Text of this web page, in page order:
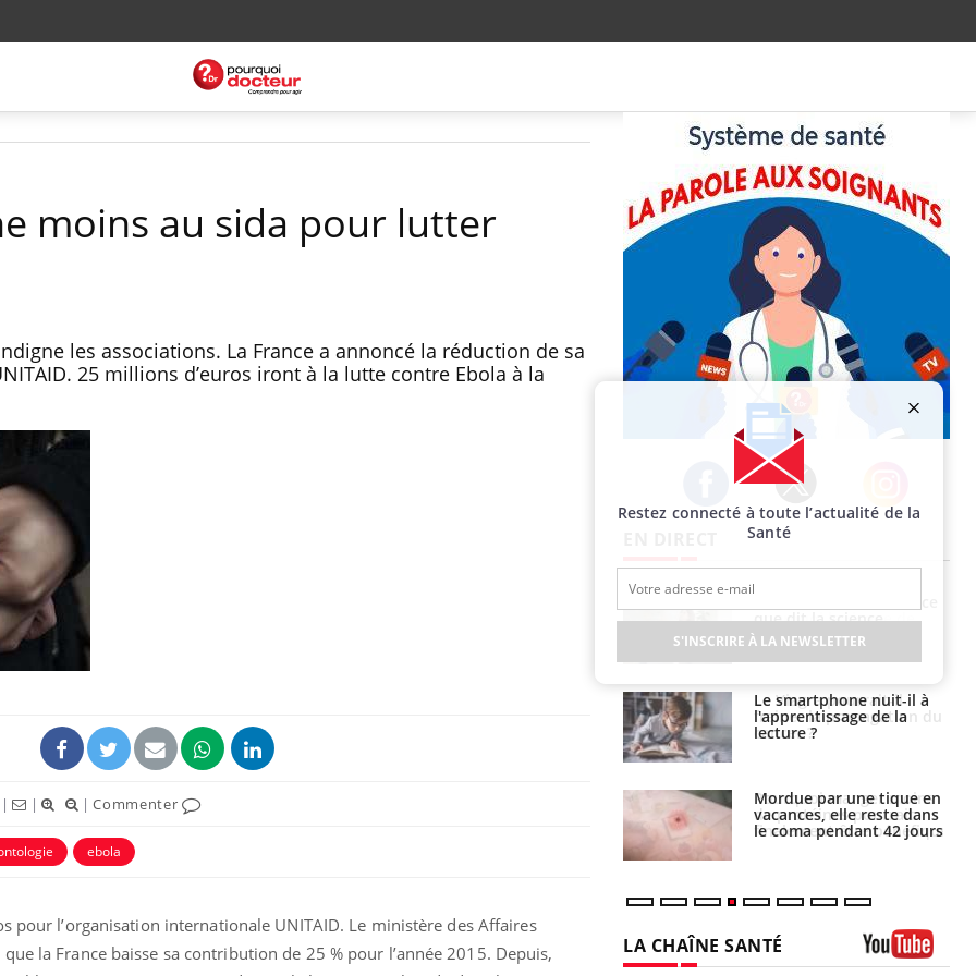
moins au sida pour lutter
les associations. La France a annoncé la réduction de sa
25 millions d’euros iront à la lutte contre Ebola à la
| | |Commenter
ebola
pour l’organisation internationale UNITAID. Le ministère des Affaires
la France baisse sa contribution de 25 % pour l’année 2015. Depuis,
Facebook Twitter Instagram
elle enfin ?
Pourquoi votre ventre
gâche-t-il les premiers
que dit la science
Le smartphone nuit-il à
l'apprentissage de la
lecture ?
Mordue par une tique en
vacances, elle reste dans
le coma pendant 42 jours
LA CHAÎNE SANTÉ
Restez connecté à toute l’actualité de la
Santé
S'INSCRIRE À LA NEWSLETTER